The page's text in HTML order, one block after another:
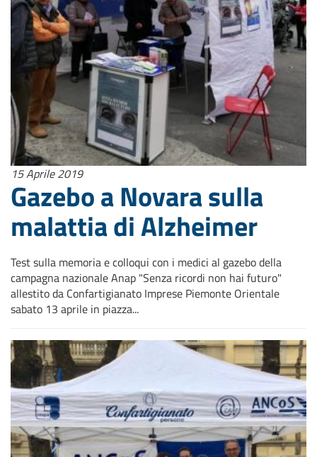
15 Aprile 2019
Gazebo a Novara sulla
malattia di Alzheimer
Test sulla memoria e colloqui con i medici al gazebo della
campagna nazionale Anap "Senza ricordi non hai futuro"
allestito da Confartigianato Imprese Piemonte Orientale
sabato 13 aprile in piazza...